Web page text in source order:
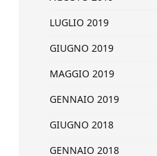
LUGLIO 2019
GIUGNO 2019
MAGGIO 2019
GENNAIO 2019
GIUGNO 2018
GENNAIO 2018